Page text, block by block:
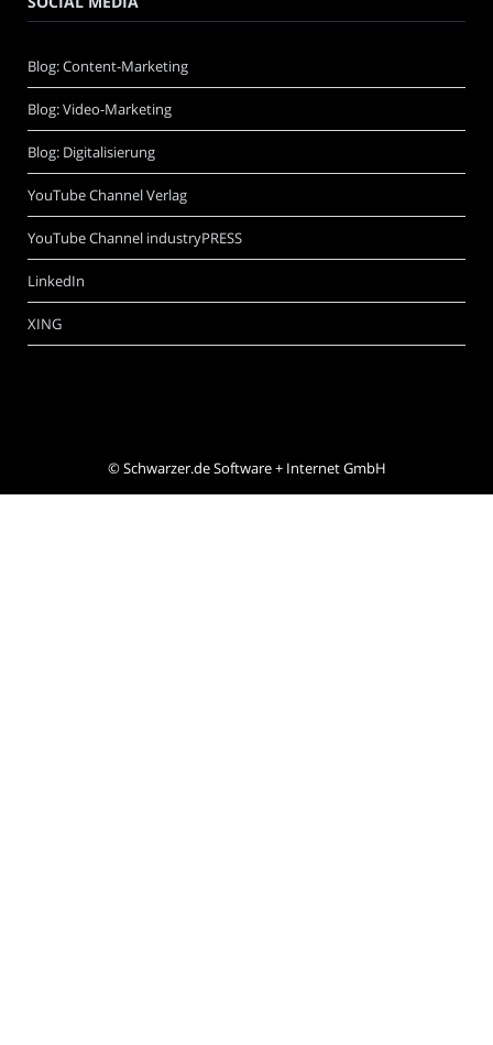
Blog: Content-Marketing
Blog: Video-Marketing
Blog: Digitalisierung
YouTube Channel Verlag
YouTube Channel industryPRESS
LinkedIn
XING
©Schwarzer.de Software + Internet GmbH